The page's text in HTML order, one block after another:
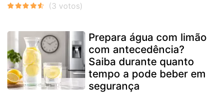
Prepara água com limão
com antecedência?
Saiba durante quanto
tempo a pode beber em
segurança